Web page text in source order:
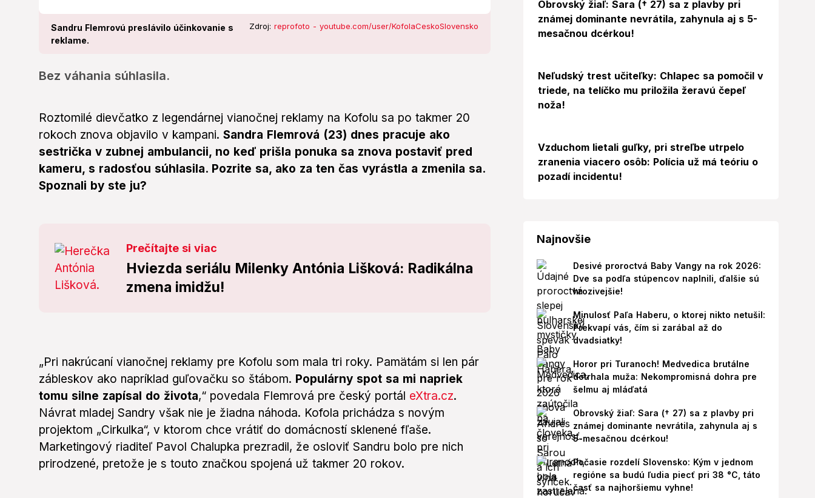
Sandru Flemrovú preslávilo účinkovanie s
reklame.
Zdroj: reprofoto - youtube.com/user/KofolaCeskoSlovensko
Bez váhania súhlasila.
Roztomilé dievčatko z legendárnej vianočnej reklamy na Kofolu sa po takmer 20
rokoch znova objavilo v kampani. Sandra Flemrová (23) dnes pracuje ako
sestrička v zubnej ambulancii, no keď prišla ponuka sa znova postaviť pred
kameru, s radosťou súhlasila. Pozrite sa, ako za ten čas vyrástla a zmenila sa.
Spoznali by ste ju?
Prečítajte si viac
Hviezda seriálu Milenky Antónia Lišková: Radikálna
zmena imidžu!
„Pri nakrúcaní vianočnej reklamy pre Kofolu som mala tri roky. Pamätám si len pár
zábleskov ako napríklad guľovačku so štábom. Populárny spot sa mi napriek
tomu silne zapísal do života,“ povedala Flemrová pre český portál eXtra.cz.
Návrat mladej Sandry však nie je žiadna náhoda. Kofola prichádza s novým
projektom „Cirkulka“, v ktorom chce vrátiť do domácností sklenené fľaše.
Marketingový riaditeľ Pavol Chalupka prezradil, že osloviť Sandru bolo pre nich
prirodzené, pretože je s touto značkou spojená už takmer 20 rokov.
Obrovský žiaľ: Sara († 27) sa z plavby pri
známej dominante nevrátila, zahynula aj s 5-
mesačnou dcérkou!
Neľudský trest učiteľky: Chlapec sa pomočil v
triede, na telíčko mu priložila žeravú čepeľ
noža!
Vzduchom lietali guľky, pri streľbe utrpelo
zranenia viacero osôb: Polícia už má teóriu o
pozadí incidentu!
Najnovšie
Desivé proroctvá Baby Vangy na rok 2026:
Dve sa podľa stúpencov naplnili, ďalšie sú
hrozivejšie!
Minulosť Paľa Haberu, o ktorej nikto netušil:
Prekvapí vás, čím si zarábal až do
dvadsiatky!
Horor pri Turanoch! Medvedica brutálne
dotrhala muža: Nekompromisná dohra pre
šelmu aj mláďatá
Obrovský žiaľ: Sara († 27) sa z plavby pri
známej dominante nevrátila, zahynula aj s
5-mesačnou dcérkou!
Počasie rozdelí Slovensko: Kým v jednom
regióne sa budú ľudia piecť pri 38 °C, táto
časť sa najhoršiemu vyhne!